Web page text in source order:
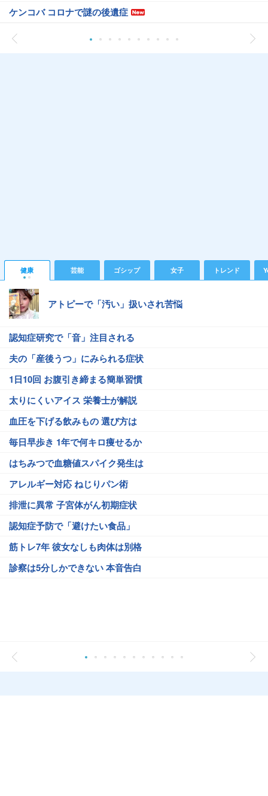
ケンコバ コロナで謎の後遺症
健康 芸能 ゴシップ 女子 トレンド
アトピーで「汚い」扱いされ苦悩
認知症研究で「音」注目される
夫の「産後うつ」にみられる症状
1日10回 お腹引き締まる簡単習慣
太りにくいアイス 栄養士が解説
血圧を下げる飲みもの 選び方は
毎日早歩き 1年で何キロ痩せるか
はちみつで血糖値スパイク発生は
アレルギー対応 ねじりパン術
排泄に異常 子宮体がん初期症状
認知症予防で「避けたい食品」
筋トレ7年 彼女なしも肉体は別格
診察は5分しかできない 本音告白